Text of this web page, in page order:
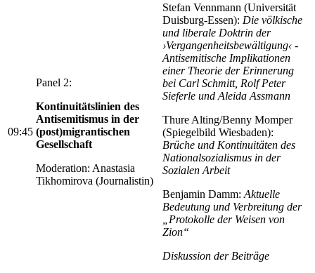
09:45
Panel 2:
Kontinuitätslinien des
Antisemitismus in der
(post)migrantischen
Gesellschaft
Moderation: Anastasia
Tikhomirova (Journalistin)
Stefan Vennmann (Universität
Duisburg-Essen): Die völkische
und liberale Doktrin der
›Vergangenheitsbewältigung‹ -
Antisemitische Implikationen
einer Theorie der Erinnerung
bei Carl Schmitt, Rolf Peter
Sieferle und Aleida Assmann
Thure Alting/Benny Momper
(Spiegelbild Wiesbaden):
Brüche und Kontinuitäten des
Nationalsozialismus in der
Sozialen Arbeit
Benjamin Damm: Aktuelle
Bedeutung und Verbreitung der
„Protokolle der Weisen von
Zion“
Diskussion der Beiträge